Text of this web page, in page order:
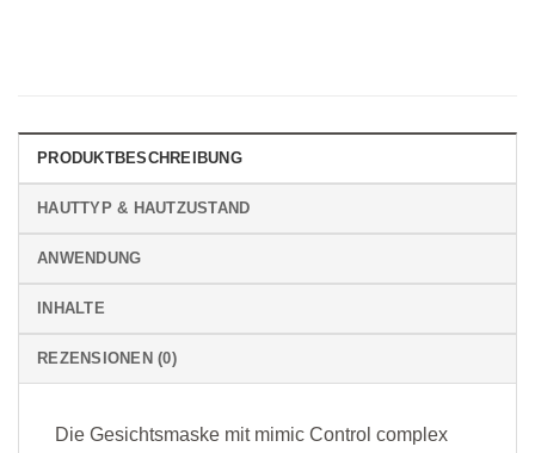
PRODUKTBESCHREIBUNG
HAUTTYP & HAUTZUSTAND
ANWENDUNG
INHALTE
REZENSIONEN (0)
Die Gesichtsmaske mit mimic Control complex